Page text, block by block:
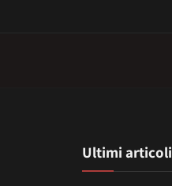
Ultimi articoli